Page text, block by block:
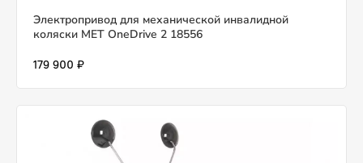
Электропривод для механической инвалидной
коляски MET OneDrive 2 18556
179 900 ₽